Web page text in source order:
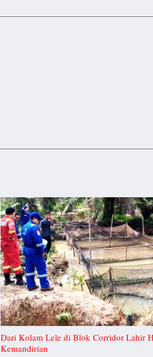
Dari Kolam Lele di Blok Corridor Lahir
Kemandirian